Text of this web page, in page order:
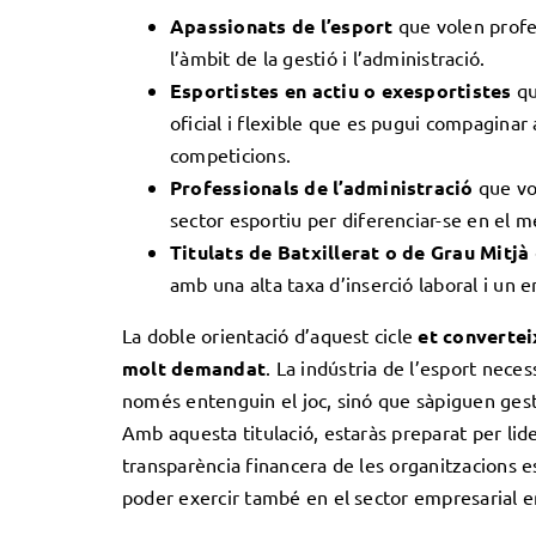
Apassionats de l’esport que volen
l’àmbit de la gestió i l’administració.
Esportistes en actiu o exesportistes
oficial i flexible que es pugui
competicions.
Professionals de l’administració que
sector esportiu per diferenciar-se en el
Titulats de Batxillerat o de Grau Mitjà
amb una alta taxa d’inserció laboral i un
La doble orientació d’aquest cicleet
molt demandat. La indústria de l’esport
només entenguin el joc, sinó que sàpiguen
Amb aquesta titulació, estaràs preparat per
transparència financera de les organitzacions
poder exercir també en el sector empresarial